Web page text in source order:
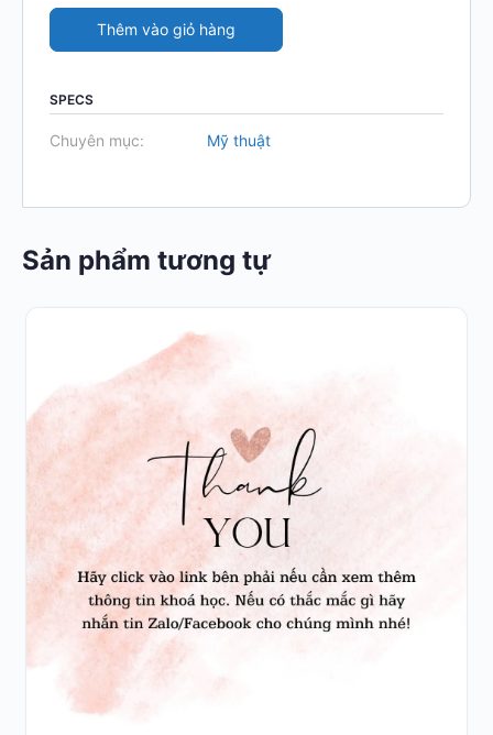
Thêm vào giỏ hàng
SPECS
Chuyên mục: Mỹ thuật
Sản phẩm tương tự